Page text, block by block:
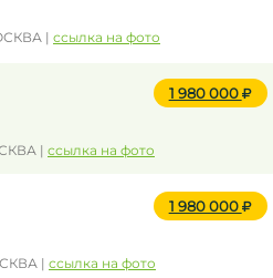
| ссылка на фото
1 980 000
| ссылка на фото
1 980 000
| ссылка на фото